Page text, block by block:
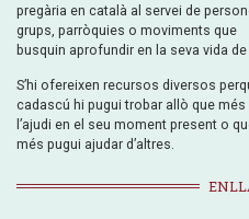
pregària en català al servei de
grups, parròquies o moviments que
busquin aprofundir en la seva vida de
S’hi ofereixen recursos diversos
cadascú hi pugui trobar allò que més
l’ajudi en el seu moment present o
més pugui ajudar d’altres.